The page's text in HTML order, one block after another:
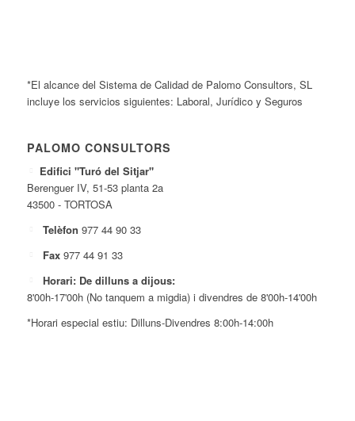
*El alcance del Sistema de Calidad de Palomo Consultors, SL
incluye los servicios siguientes: Laboral, Jurídico y Seguros
PALOMO CONSULTORS
Edifici "Turó del Sitjar"
Berenguer IV, 51-53 planta 2a
43500 - TORTOSA
Telèfon 977 44 90 33
Fax 977 44 91 33
Horari: De dilluns a dijous:
8'00h-17'00h (No tanquem a migdia) i divendres de 8'00h-14'00h
*Horari especial estiu: Dilluns-Divendres 8:00h-14:00h